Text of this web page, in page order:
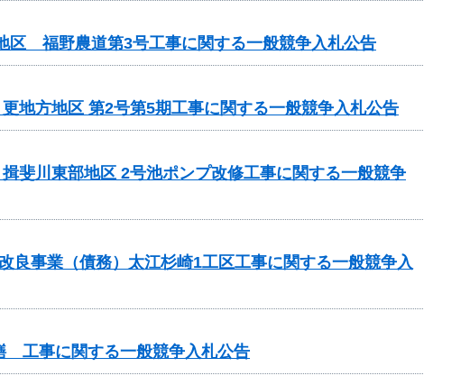
区 福野農道第3号工事に関する一般競争入札公告
地方地区 第2号第5期工事に関する一般競争入札公告
斐川東部地区 2号池ポンプ改修工事に関する一般競争
事業（債務）太江杉崎1工区工事に関する一般競争入
工事に関する一般競争入札公告